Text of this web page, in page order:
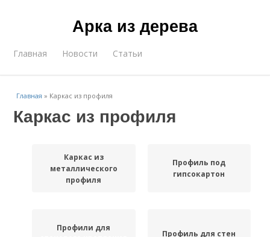
Арка из дерева
Главная Новости Статьи
Главная » Каркас из профиля
Каркас из профиля
Каркас из
металлического
профиля
Профиль под
гипсокартон
Профили для
Профиль для стен